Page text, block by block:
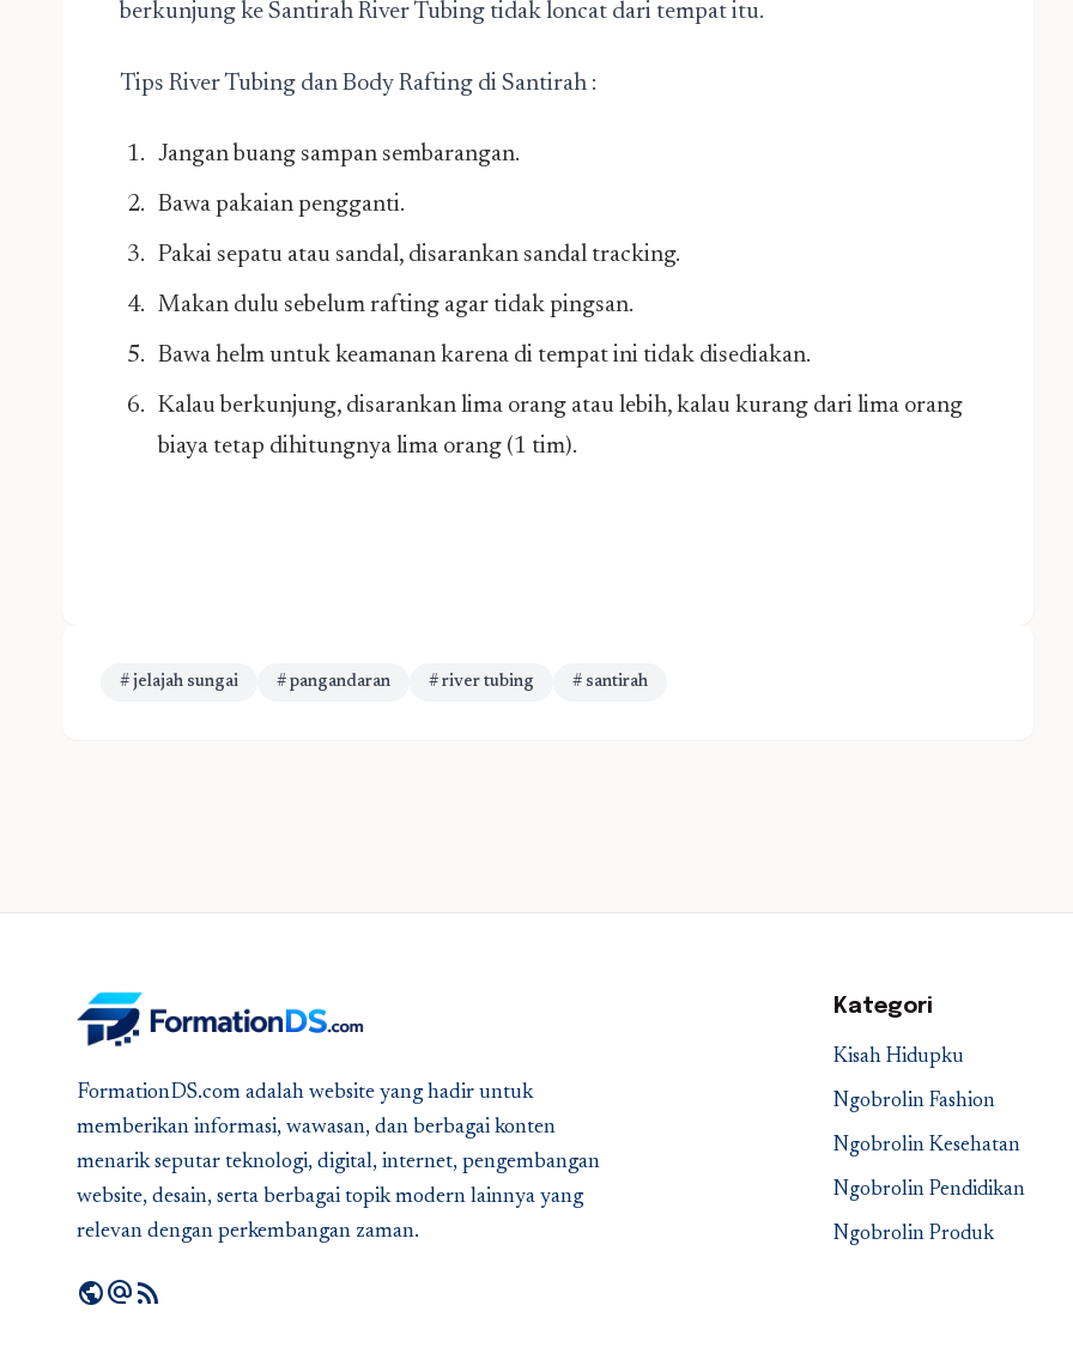
berkunjung ke Santirah River Tubing tidak loncat dari tempat itu.
Tips River Tubing dan Body Rafting di Santirah :
Jangan buang sampan sembarangan.
Bawa pakaian pengganti.
Pakai sepatu atau sandal, disarankan sandal tracking.
Makan dulu sebelum rafting agar tidak pingsan.
Bawa helm untuk keamanan karena di tempat ini tidak disediakan.
Kalau berkunjung, disarankan lima orang atau lebih, kalau kurang dari lima orang
biaya tetap dihitungnya lima orang (1 tim).
# jelajah sungai # pangandaran # river tubing # santirah
FormationDS.com adalah website yang hadir untuk
memberikan informasi, wawasan, dan berbagai konten
menarik seputar teknologi, digital, internet, pengembangan
website, desain, serta berbagai topik modern lainnya yang
relevan dengan perkembangan zaman.
publicalternate_emailrss_feed
Kategori
Kisah Hidupku
Ngobrolin Fashion
Ngobrolin Kesehatan
Ngobrolin Pendidikan
Ngobrolin Produk